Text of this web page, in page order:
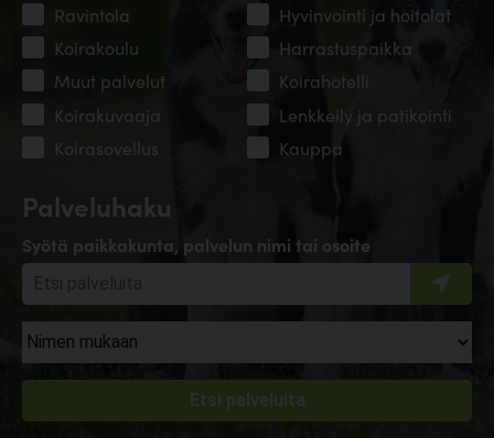
Palveluhaku
Syötä paikkakunta, palvelun nimi tai osoite
Ravintola
Hyvinvointi ja hoitolat
Koirakoulu
Harrastuspaikka
Muut palvelut
Koirahotelli
Koirakuvaaja
Lenkkeily ja patikointi
Koirasovellus
Kauppa